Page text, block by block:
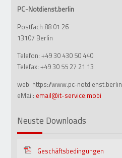
PC-Notdienst.berlin
Postfach 88 01 26
13107 Berlin
Telefon:+49 30 430 50 440
Telefax:+49 30 55 27 21 13
web: https://www.pc-notdienst.berlin
eMail: email@it-service.mobi
Neuste Downloads
Geschäftsbedingungen